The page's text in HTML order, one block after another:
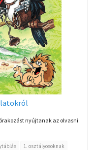
nyújtanak az olvasni
1. osztályosoknak